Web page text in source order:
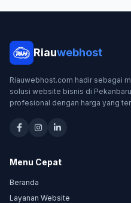
Riauwebhost
Riauwebhost.com hadir sebagai
solusi website bisnis di
profesional dengan harga yang
Menu Cepat
Beranda
Layanan Website